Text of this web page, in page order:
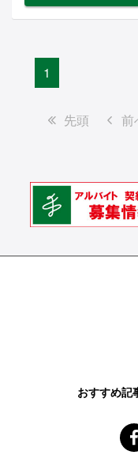
先頭 前
1
おすすめ記